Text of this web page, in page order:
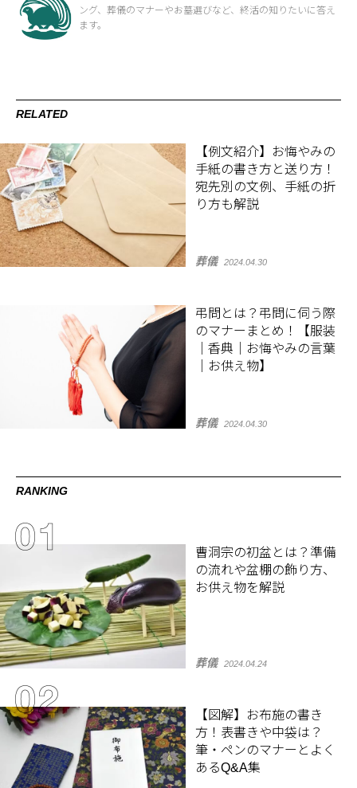
ング、葬儀のマナーやお墓選びなど、終活の知りたいに答え
ます。
RELATED
【例文紹介】お悔やみの
手紙の書き方と送り方！
宛先別の文例、手紙の折
り方も解説
葬儀 2024.04.30
弔問とは？弔問に伺う際
のマナーまとめ！【服装
｜香典｜お悔やみの言葉
｜お供え物】
葬儀 2024.04.30
RANKING
曹洞宗の初盆とは？準備
の流れや盆棚の飾り方、
お供え物を解説
葬儀 2024.04.24
【図解】お布施の書き
方！表書きや中袋は？
筆・ペンのマナーとよく
あるQ&A集